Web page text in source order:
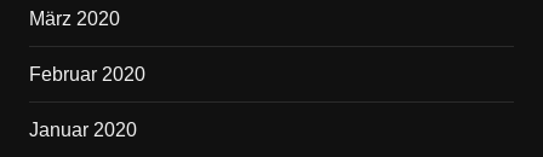
März 2020
Februar 2020
Januar 2020